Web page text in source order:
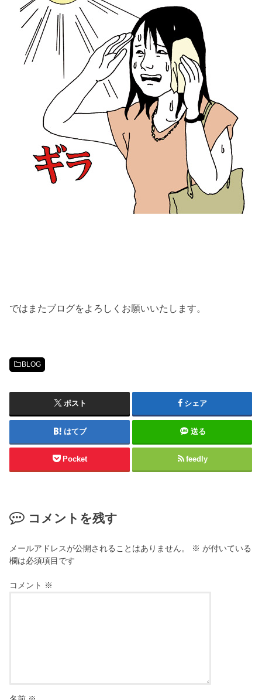
ではまたブログをよろしくお願いいたします。
BLOG
ポスト シェア
はてブ 送る
Pocket feedly
コメントを残す
メールアドレスが公開されることはありません。 ※ が付いている
欄は必須項目です
コメント ※